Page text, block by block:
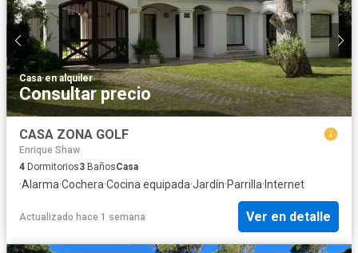
Casa·en alquiler
Consultar precio
CASA ZONA GOLF
Enrique Shaw
4 Dormitorios3 BañosCasa
·Alarma·Cochera·Cocina equipada·Jardín·Parrilla· Internet
Actualizado hace 1 semana Ver en detalle